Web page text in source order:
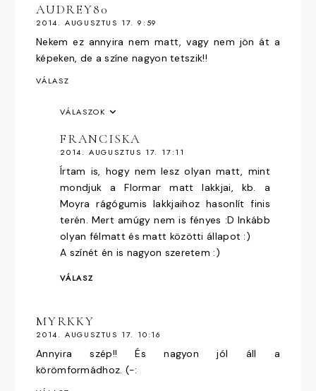
AUDREY80
2014. AUGUSZTUS 17. 9:59
Nekem ez annyira nem matt, vagy nem jön át a
képeken, de a színe nagyon tetszik!!
VÁLASZ
VÁLASZOK
FRANCISKA
2014. AUGUSZTUS 17. 17:11
Írtam is, hogy nem lesz olyan matt, mint
mondjuk a Flormar matt lakkjai, kb. a
Moyra rágógumis lakkjaihoz hasonlít finis
terén. Mert amúgy nem is fényes :D Inkább
olyan félmatt és matt közötti állapot :)
A színét én is nagyon szeretem :)
VÁLASZ
MYRKKY
2014. AUGUSZTUS 17. 10:16
Annyira szép!! És nagyon jól áll a
körömformádhoz. (-: